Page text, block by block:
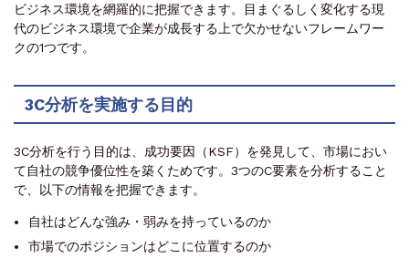
ビジネス環境を網羅的に把握できます。目まぐるしく変化する現
代のビジネス環境で企業が成長する上で欠かせないフレームワー
クの1つです。
3C分析を実施する目的
3C分析を行う目的は、成功要因（KSF）を発見して、市場におい
て自社の競争優位性を築くためです。3つのC要素を分析すること
で、以下の情報を把握できます。
自社はどんな強み・弱みを持っているのか
市場でのポジションはどこに位置するのか